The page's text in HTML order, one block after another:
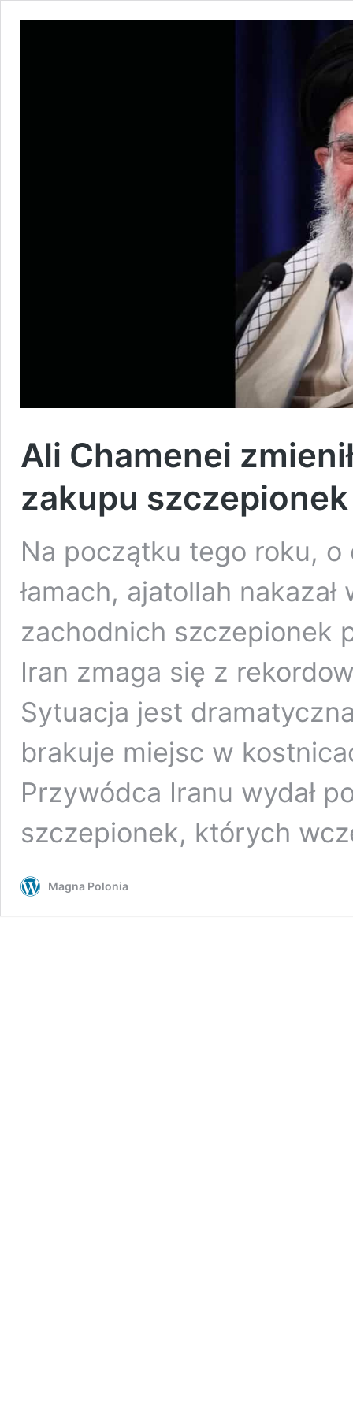
Ali Chamenei
zakupu
Na początku tego roku,
łamach, ajatollah
zachodnich szczepionek
Iran zmaga się z
Sytuacja jest
brakuje miejsc w
Przywódca Iranu wydał
szczepionek, których
Magna Polonia